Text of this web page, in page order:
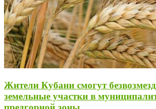
Жители Кубани смогут
земельные участки в